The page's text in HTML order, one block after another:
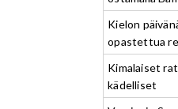
Kielon
opastettua
Kimalaiset
kädelliset